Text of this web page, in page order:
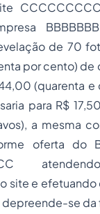
de 70
por cento) de
(quarenta e
para R$
a mesma
oferta do
site e efetuando
se da